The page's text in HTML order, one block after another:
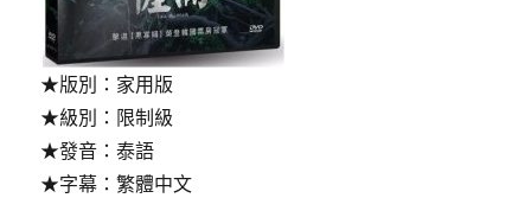
★版別：家用版
★級別：限制級
★發音：泰語
★字幕：繁體中文